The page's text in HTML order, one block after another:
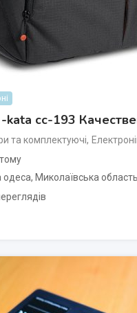
kata cc-193
та комплектуючі,
тому
одеса, Миколаївська область